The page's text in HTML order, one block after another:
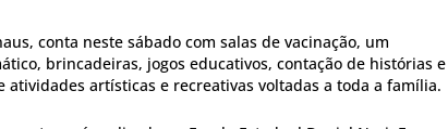
conta neste sábado com salas de vacinação, um
brincadeiras, jogos educativos, contação de histórias e
atividades artísticas e recreativas voltadas a toda a família.